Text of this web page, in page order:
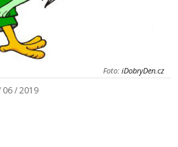
Foto: iDobryDen.cz
06 / 2019